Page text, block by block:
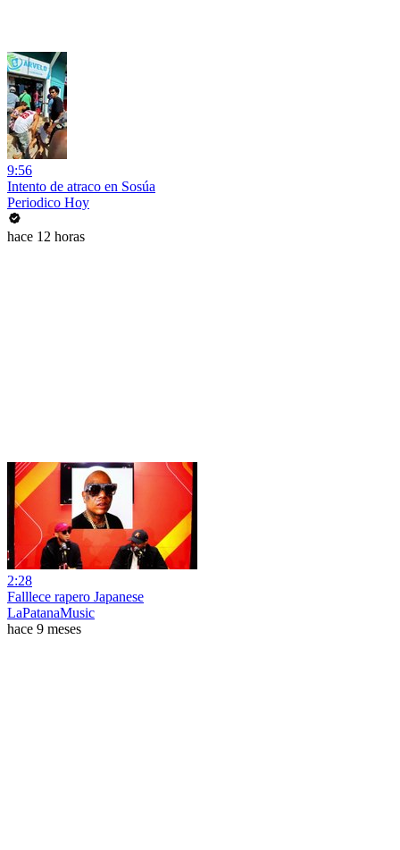
9:56
Intento de atraco en Sosúa
Periodico Hoy
hace 12 horas
2:28
Falllece rapero Japanese
LaPatanaMusic
hace 9 meses